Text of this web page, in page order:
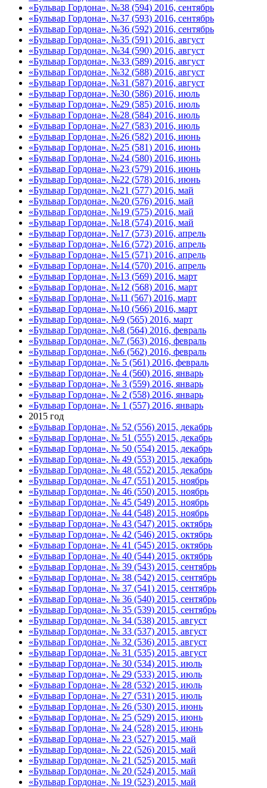
«Бульвар Гордона», №38 (594) 2016, сентябрь
«Бульвар Гордона», №37 (593) 2016, сентябрь
«Бульвар Гордона», №36 (592) 2016, сентябрь
«Бульвар Гордона», №35 (591) 2016, август
«Бульвар Гордона», №34 (590) 2016, август
«Бульвар Гордона», №33 (589) 2016, август
«Бульвар Гордона», №32 (588) 2016, август
«Бульвар Гордона», №31 (587) 2016, август
«Бульвар Гордона», №30 (586) 2016, июль
«Бульвар Гордона», №29 (585) 2016, июль
«Бульвар Гордона», №28 (584) 2016, июль
«Бульвар Гордона», №27 (583) 2016, июль
«Бульвар Гордона», №26 (582) 2016, июнь
«Бульвар Гордона», №25 (581) 2016, июнь
«Бульвар Гордона», №24 (580) 2016, июнь
«Бульвар Гордона», №23 (579) 2016, июнь
«Бульвар Гордона», №22 (578) 2016, июнь
«Бульвар Гордона», №21 (577) 2016, май
«Бульвар Гордона», №20 (576) 2016, май
«Бульвар Гордона», №19 (575) 2016, май
«Бульвар Гордона», №18 (574) 2016, май
«Бульвар Гордона», №17 (573) 2016, апрель
«Бульвар Гордона», №16 (572) 2016, апрель
«Бульвар Гордона», №15 (571) 2016, апрель
«Бульвар Гордона», №14 (570) 2016, апрель
«Бульвар Гордона», №13 (569) 2016, март
«Бульвар Гордона», №12 (568) 2016, март
«Бульвар Гордона», №11 (567) 2016, март
«Бульвар Гордона», №10 (566) 2016, март
«Бульвар Гордона», №9 (565) 2016, март
«Бульвар Гордона», №8 (564) 2016, февраль
«Бульвар Гордона», №7 (563) 2016, февраль
«Бульвар Гордона», №6 (562) 2016, февраль
«Бульвар Гордона», № 5 (561) 2016, февраль
«Бульвар Гордона», № 4 (560) 2016, январь
«Бульвар Гордона», № 3 (559) 2016, январь
«Бульвар Гордона», № 2 (558) 2016, январь
«Бульвар Гордона», № 1 (557) 2016, январь
2015 год
«Бульвар Гордона», № 52 (556) 2015, декабрь
«Бульвар Гордона», № 51 (555) 2015, декабрь
«Бульвар Гордона», № 50 (554) 2015, декабрь
«Бульвар Гордона», № 49 (553) 2015, декабрь
«Бульвар Гордона», № 48 (552) 2015, декабрь
«Бульвар Гордона», № 47 (551) 2015, ноябрь
«Бульвар Гордона», № 46 (550) 2015, ноябрь
«Бульвар Гордона», № 45 (549) 2015, ноябрь
«Бульвар Гордона», № 44 (548) 2015, ноябрь
«Бульвар Гордона», № 43 (547) 2015, октябрь
«Бульвар Гордона», № 42 (546) 2015, октябрь
«Бульвар Гордона», № 41 (545) 2015, октябрь
«Бульвар Гордона», № 40 (544) 2015, октябрь
«Бульвар Гордона», № 39 (543) 2015, сентябрь
«Бульвар Гордона», № 38 (542) 2015, сентябрь
«Бульвар Гордона», № 37 (541) 2015, сентябрь
«Бульвар Гордона», № 36 (540) 2015, сентябрь
«Бульвар Гордона», № 35 (539) 2015, сентябрь
«Бульвар Гордона», № 34 (538) 2015, август
«Бульвар Гордона», № 33 (537) 2015, август
«Бульвар Гордона», № 32 (536) 2015, август
«Бульвар Гордона», № 31 (535) 2015, август
«Бульвар Гордона», № 30 (534) 2015, июль
«Бульвар Гордона», № 29 (533) 2015, июль
«Бульвар Гордона», № 28 (532) 2015, июль
«Бульвар Гордона», № 27 (531) 2015, июль
«Бульвар Гордона», № 26 (530) 2015, июнь
«Бульвар Гордона», № 25 (529) 2015, июнь
«Бульвар Гордона», № 24 (528) 2015, июнь
«Бульвар Гордона», № 23 (527) 2015, май
«Бульвар Гордона», № 22 (526) 2015, май
«Бульвар Гордона», № 21 (525) 2015, май
«Бульвар Гордона», № 20 (524) 2015, май
«Бульвар Гордона», № 19 (523) 2015, май